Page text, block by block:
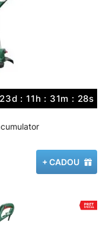
23d : 11h : 31m : 27s
+ CADOU